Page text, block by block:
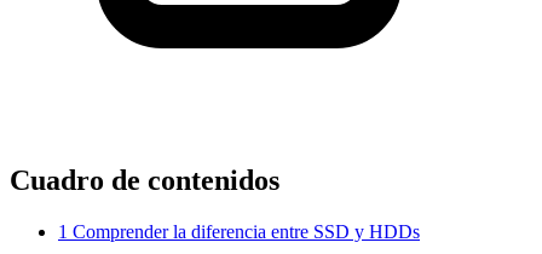
Cuadro de contenidos
1 Comprender la diferencia entre SSD y HDDs